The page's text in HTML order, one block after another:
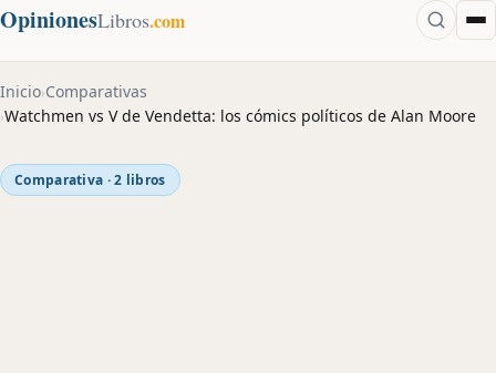
OpinionesLibros.com
Inicio›Comparativas
›Watchmen vs V de Vendetta: los cómics políticos de Alan Moore
Comparativa · 2 libros